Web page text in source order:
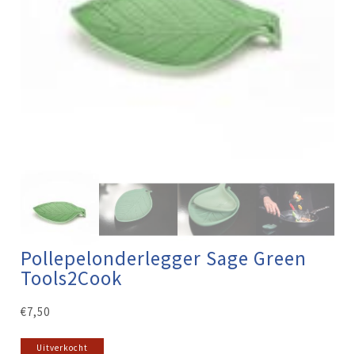
Pollepelonderlegger Sage Green
Tools2Cook
€7,50
Uitverkocht